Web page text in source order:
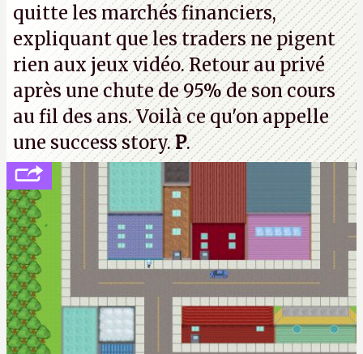
quitte les marchés financiers,
expliquant que les traders ne pigent
rien aux jeux vidéo. Retour au privé
après une chute de 95% de son cours
au fil des ans. Voilà ce qu'on appelle
une success story.P.